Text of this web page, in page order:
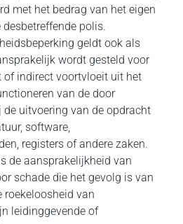
met het bedrag van het eigen
polis.
geldt ook als
wordt gesteld voor
of indirect voortvloeit uit het
van de door
de uitvoering van de opdracht
software,
registers of andere zaken.
de aansprakelijkheid van
schade die het gevolg is van
roekeloosheid van
leidinggevende of